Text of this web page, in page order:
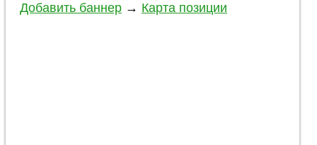
Добавить баннер → Карта позиции